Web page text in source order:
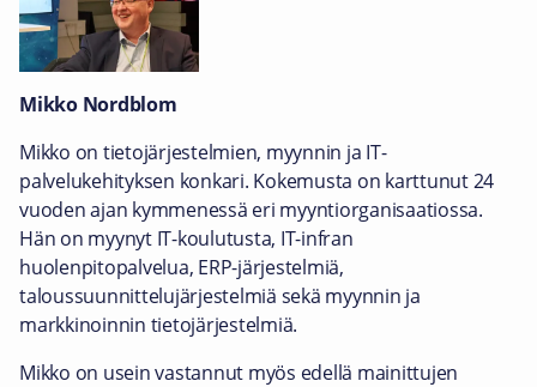
Mikko Nordblom
Mikko on tietojärjestelmien, myynnin ja IT-
palvelukehityksen konkari. Kokemusta on karttunut 24
vuoden ajan kymmenessä eri myyntiorganisaatiossa.
Hän on myynyt IT-koulutusta, IT-infran
huolenpitopalvelua, ERP-järjestelmiä,
taloussuunnittelujärjestelmiä sekä myynnin ja
markkinoinnin tietojärjestelmiä.
Mikko on usein vastannut myös edellä mainittujen